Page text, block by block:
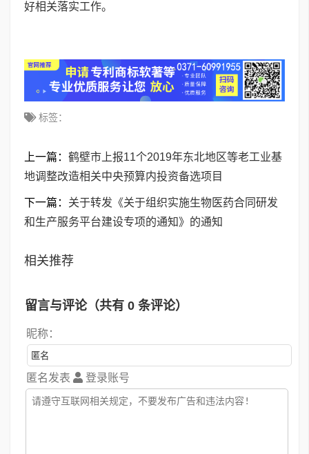
好相关落实工作。
标签：
上一篇： 鹤壁市上报11个2019年东北地区等老工业基
地调整改造相关中央预算内投资备选项目
下一篇： 关于转发《关于组织实施生物医药合同研发
和生产服务平台建设专项的通知》的通知
相关推荐
留言与评论（共有 0 条评论）
昵称：
匿名发表 登录账号